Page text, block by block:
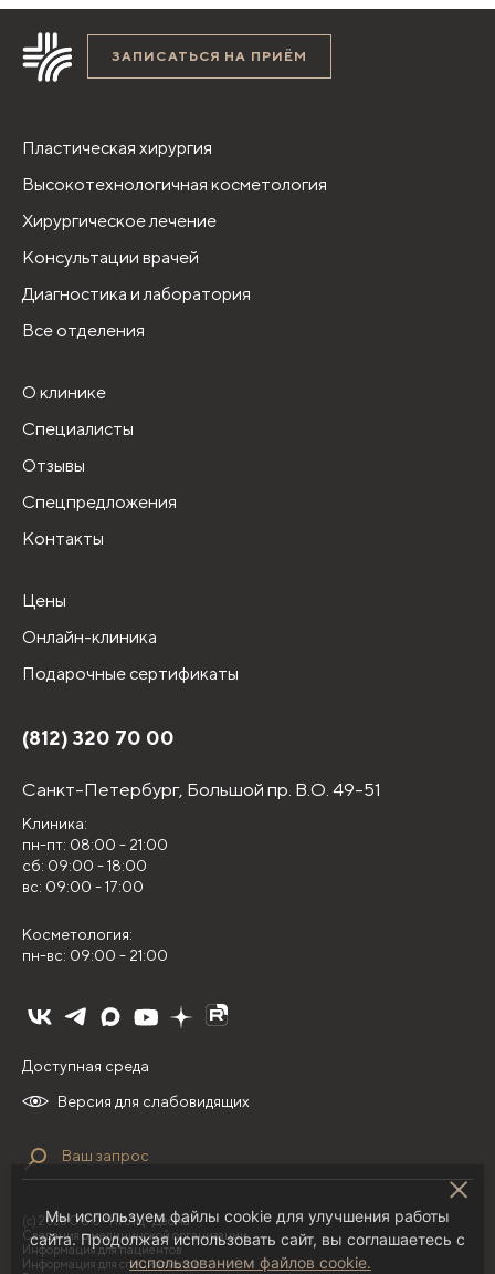
ЗАПИСАТЬСЯ НА ПРИЁМ
Пластическая хирургия
Высокотехнологичная косметология
Хирургическое лечение
Консультации врачей
Диагностика и лаборатория
Все отделения
О клинике
Специалисты
Отзывы
Спецпредложения
Контакты
Цены
Онлайн-клиника
Подарочные сертификаты
(812) 320 70 00
Санкт-Петербург, Большой пр. В.О. 49-51
Клиника:
пн-пт: 08:00 - 21:00
сб: 09:00 - 18:00
вс: 09:00 - 17:00
Косметология:
пн-вс: 09:00 - 21:00
Версия для слабовидящих
Доступная среда
(с) 2026 ООО "НИЛЦ "Деома"
Сведения о медицинской организации
Информация для пациентов
Информация для специалистов
Мы используем файлы cookie для улучшения работы
сайта. Продолжая использовать сайт, вы соглашаетесь с
использованием файлов cookie.